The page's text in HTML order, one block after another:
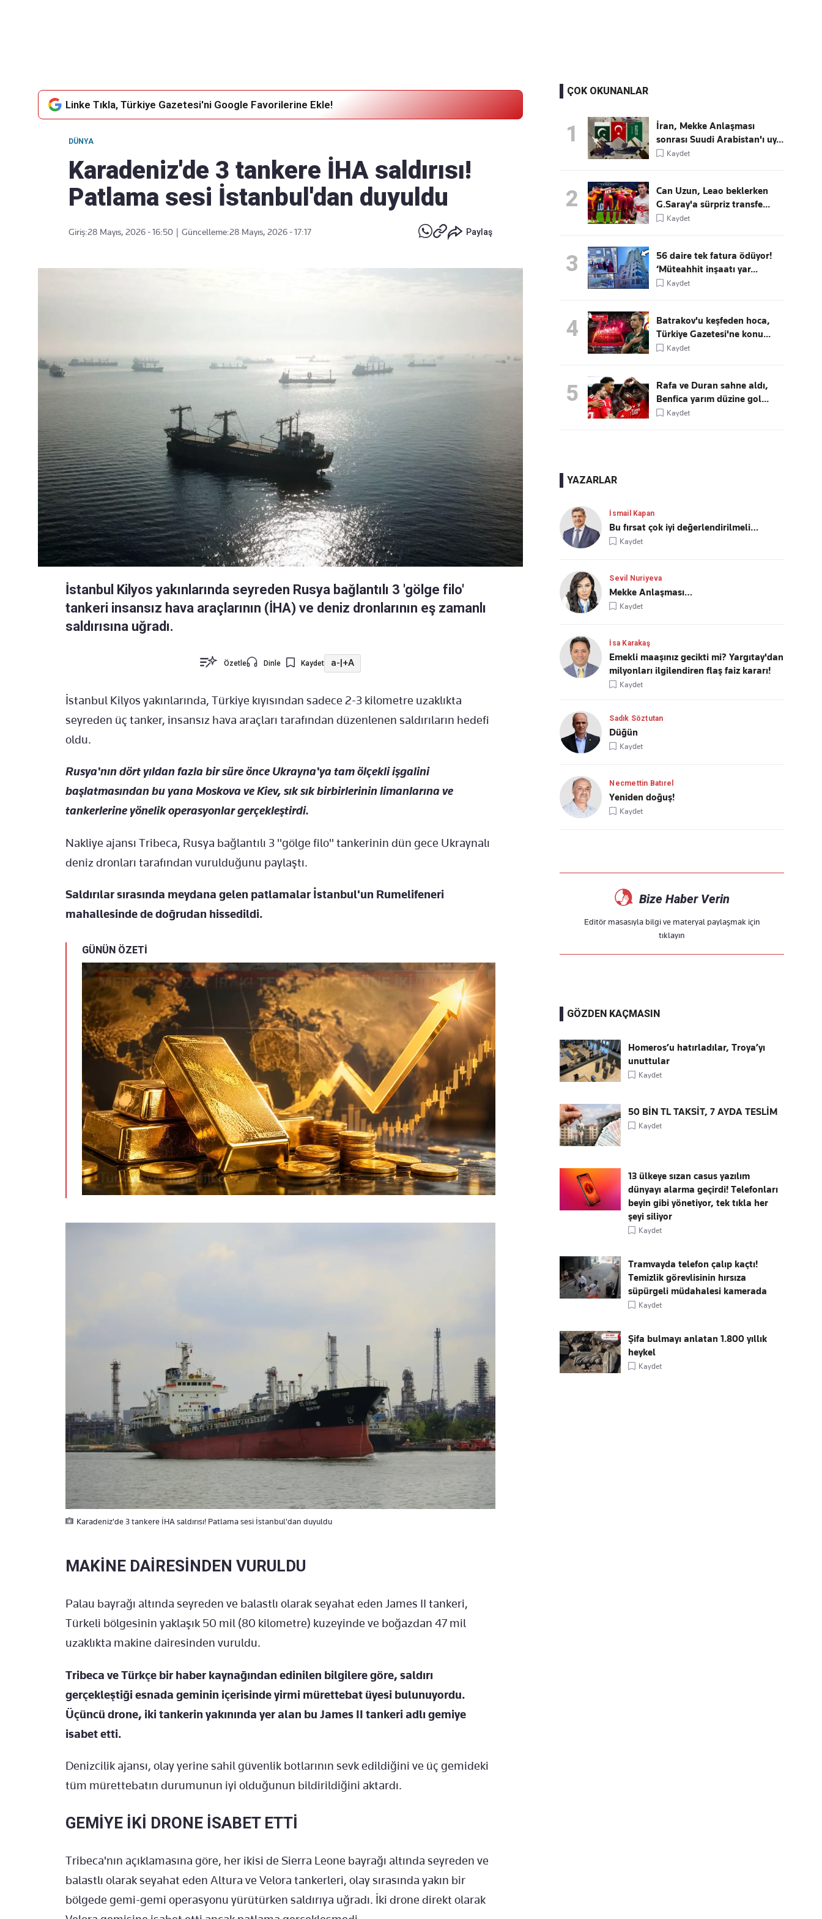
Linke Tıkla, Türkiye Gazetesi'ni Google Favorilerine Ekle!
DÜNYA
Karadeniz'de 3 tankere İHA saldırısı!
Patlama sesi İstanbul'dan duyuldu
Giriş:28 Mayıs, 2026 - 16:50 Güncelleme:28 Mayıs, 2026 - 17:17 Paylaş
İstanbul Kilyos yakınlarında seyreden Rusya bağlantılı 3 'gölge filo'
tankeri insansız hava araçlarının (İHA) ve deniz dronlarının eş zamanlı
saldırısına uğradı.
Özetle Dinle Kaydet a-|+A
İstanbul Kilyos yakınlarında, Türkiye kıyısından sadece 2-3 kilometre uzaklıkta
seyreden üç tanker, insansız hava araçları tarafından düzenlenen saldırıların hedefi
oldu.
Rusya'nın dört yıldan fazla bir süre önce Ukrayna'ya tam ölçekli işgalini
başlatmasından bu yana Moskova ve Kiev, sık sık birbirlerinin limanlarına ve
tankerlerine yönelik operasyonlar gerçekleştirdi.
Nakliye ajansı Tribeca, Rusya bağlantılı 3 "gölge filo" tankerinin dün gece Ukraynalı
deniz dronları tarafından vurulduğunu paylaştı.
Saldırılar sırasında meydana gelen patlamalar İstanbul'un Rumelifeneri
mahallesinde de doğrudan hissedildi.
GÜNÜN ÖZETİ
Karadeniz'de 3 tankere İHA saldırısı! Patlama sesi İstanbul'dan duyuldu
MAKİNE DAİRESİNDEN VURULDU
Palau bayrağı altında seyreden ve balastlı olarak seyahat eden James II tankeri,
Türkeli bölgesinin yaklaşık 50 mil (80 kilometre) kuzeyinde ve boğazdan 47 mil
uzaklıkta makine dairesinden vuruldu.
Tribeca ve Türkçe bir haber kaynağından edinilen bilgilere göre, saldırı
gerçekleştiği esnada geminin içerisinde yirmi mürettebat üyesi bulunuyordu.
Üçüncü drone, iki tankerin yakınında yer alan bu James II tankeri adlı gemiye
isabet etti.
Denizcilik ajansı, olay yerine sahil güvenlik botlarının sevk edildiğini ve üç gemideki
tüm mürettebatın durumunun iyi olduğunun bildirildiğini aktardı.
GEMİYE İKİ DRONE İSABET ETTİ
Tribeca'nın açıklamasına göre, her ikisi de Sierra Leone bayrağı altında seyreden ve
balastlı olarak seyahat eden Altura ve Velora tankerleri, olay sırasında yakın bir
bölgede gemi-gemi operasyonu yürütürken saldırıya uğradı. İki drone direkt olarak
ÇOK OKUNANLAR
1
İran, Mekke Anlaşması
sonrası Suudi Arabistan'ı uy...
Kaydet
2
Can Uzun, Leao beklerken
G.Saray'a sürpriz transfe...
Kaydet
3
56 daire tek fatura ödüyor!
‘Müteahhit inşaatı yar...
Kaydet
4
Batrakov'u keşfeden hoca,
Türkiye Gazetesi'ne konu...
Kaydet
5
Rafa ve Duran sahne aldı,
Benfica yarım düzine gol...
Kaydet
YAZARLAR
İsmail Kapan
Bu fırsat çok iyi değerlendirilmeli…
Kaydet
Sevil Nuriyeva
Mekke Anlaşması…
Kaydet
İsa Karakaş
Emekli maaşınız gecikti mi? Yargıtay'dan
milyonları ilgilendiren flaş faiz kararı!
Kaydet
Sadık Söztutan
Düğün
Kaydet
Necmettin Batırel
Yeniden doğuş!
Kaydet
Bize Haber Verin
Editör masasıyla bilgi ve materyal paylaşmak için
tıklayın
GÖZDEN KAÇMASIN
Homeros’u hatırladılar, Troya’yı
unuttular
Kaydet
50 BİN TL TAKSİT, 7 AYDA TESLİM
Kaydet
13 ülkeye sızan casus yazılım
dünyayı alarma geçirdi! Telefonları
beyin gibi yönetiyor, tek tıkla her
şeyi siliyor
Kaydet
Tramvayda telefon çalıp kaçtı!
Temizlik görevlisinin hırsıza
süpürgeli müdahalesi kamerada
Kaydet
Şifa bulmayı anlatan 1.800 yıllık
heykel
Kaydet